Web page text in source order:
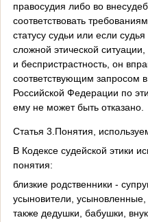
правосудия либо во
соответствовать
статусу судьи или если
сложной этической
и беспристрастность, он
соответствующим запросом
Российской Федерации по
ему не может быть отказано.
Статья 3.Понятия,
В Кодексе судейской этики
понятия:
близкие родственники -
усыновители,
также дедушки, бабушки,